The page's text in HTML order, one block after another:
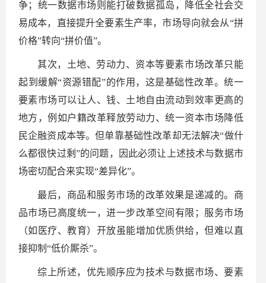
争；统一数据市场则能打破数据孤岛，降低全社会交
易成本，直接提升全要素生产率，市场导向就会从“拼
价格”转向“拼价值”。
其次，土地、劳动力、资本等要素市场改革只能
起到缓解“资源错配”的作用，这是基础性改革。统一
要素市场可以让人、钱、土地自由流动到效率更高的
地方，例如户籍改革释放劳动力、统一资本市场降低
民企融资成本等。但单靠基础性改革却无法解决“做什
么都很快过剩”的问题，因此必须让上述技术与数据市
场密切配合来实现“差异化”。
最后，商品和服务市场的改革效果是递减的。商
品市场已高度统一，进一步改革空间有限；服务市场
（如医疗、教育）开放虽能增加优质供给，但难以直
接抑制“低价厮杀”。
综上所述，优先顺序应为技术与数据市场、要素